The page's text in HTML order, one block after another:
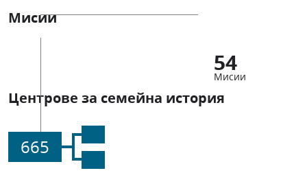
Мисии
54
Мисии
Центрове за семейна история
665